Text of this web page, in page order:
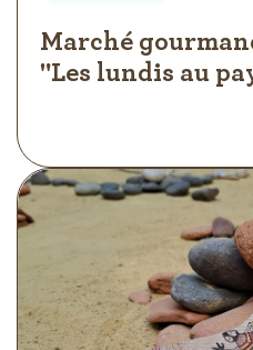
Marché
"Les lundis au
Visuel